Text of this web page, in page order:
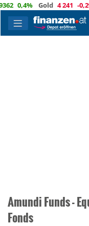
0,4% Gold 4 241 -0,2%
Amundi Funds -
Fonds